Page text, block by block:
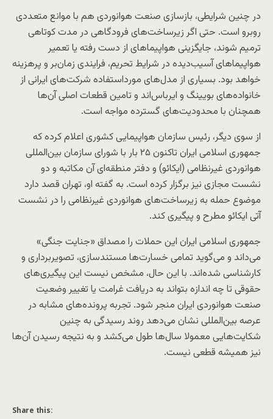
در چنین شرایطی، بازسازی صنعت هوانوردی هم با موانع متعددی
روبرو است. حتی اگر زیرساخت‌های فرودگاهی در مدت کوتاهی
ترمیم شوند، جایگزینی هواپیماهای از دست رفته یا تعمیر
هواپیماهای آسیب‌دیده در شرایط تحریم، فرایندی زمان‌بر و پرهزینه
خواهد بود. بسیاری از مدل‌های مورداستفاده شرکت‌های ایرانی از
خانواده‌های بویینگ و ایرباس‌اند و تامین قطعات اصلی آن‌ها
همچنان با محدودیت‌های گسترده مواجه است.
از سوی دیگر، رئیس سازمان هواپیمایی کشوری اعلام کرده که
جمهوری اسلامی ایران تاکنون ۲۵ بار با شورای سازمان بین‌المللی
هوانوردی غیرنظامی (ایکائو) و دفتر منطقه‌ای آن مکاتبه و دو
نشست مجازی نیز برگزار کرده است. به گفته او، تهران قصد دارد
موضوع حمله به زیرساخت‌های هوانوردی غیرنظامی را در نشست
آتی ایکائو مطرح و پیگیری کند.
جمهوری اسلامی ایران این حملات را مصداق «جنایت جنگی»
می‌داند و می‌گوید تمامی خسارت‌ها مستندسازی، تصویربرداری و
کارشناسی شده‌اند. با این حال، مشخص نیست این پیگیری‌های
حقوقی تا چه اندازه بتواند به دریافت غرامت یا تغییر وضعیت
صنعت هوانوردی ایران منجر شود. تجربه پرونده‌های مشابه در
عرصه بین‌المللی نشان می‌دهد روند رسیدگی به چنین
شکایت‌هایی معمولا سال‌ها طول می‌کشد و به نتیجه رسیدن آن‌ها
نیز همیشه قطعی نیست.
Share this: